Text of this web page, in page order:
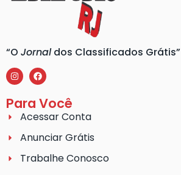
“O Jornaldos Classificados Grátis”
Para Você
Acessar Conta
Anunciar Grátis
Trabalhe Conosco